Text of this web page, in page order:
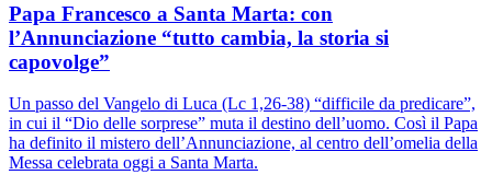
Papa Francesco a Santa Marta: con
l’Annunciazione “tutto cambia, la storia si
capovolge”
Un passo del Vangelo di Luca (Lc 1,26-38) “difficile da predicare”,
in cui il “Dio delle sorprese” muta il destino dell’uomo. Così il Papa
ha definito il mistero dell’Annunciazione, al centro dell’omelia della
Messa celebrata oggi a Santa Marta.